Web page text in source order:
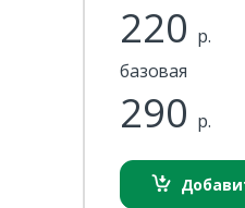
220 р.
базовая
290 р.